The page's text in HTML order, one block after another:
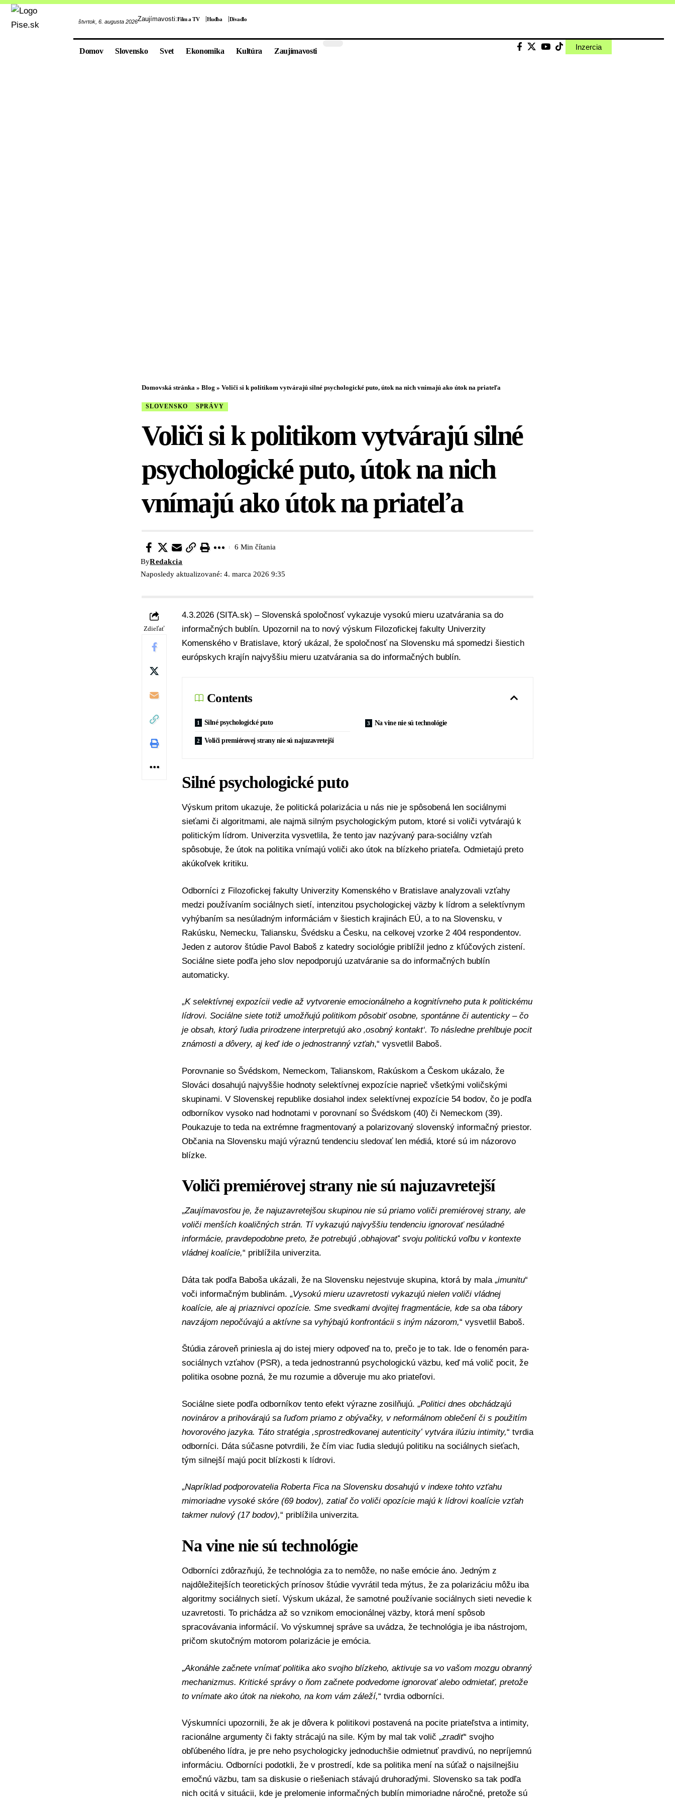
štvrtok, 6. augusta 2026Zaujímavosti:Film a TV Hudba Divadlo
Domov Slovensko Svet Ekonomika Kultúra Zaujímavosti Inzercia
Domovská stránka » Blog » Voliči si k politikom vytvárajú silné psychologické puto, útok na nich vnímajú ako útok na priateľa
SLOVENSKO SPRÁVY
Voliči si k politikom vytvárajú silné
psychologické puto, útok na nich
vnímajú ako útok na priateľa
Naposledy aktualizované: 4. marca 2026 9:35
ByRedakcia
6 Min čítania
Zdieľať
4.3.2026 (SITA.sk) – Slovenská spoločnosť vykazuje vysokú mieru uzatvárania sa do
informačných bublín. Upozornil na to nový výskum Filozofickej fakulty Univerzity
Komenského v Bratislave, ktorý ukázal, že spoločnosť na Slovensku má spomedzi šiestich
európskych krajín najvyššiu mieru uzatvárania sa do informačných bublín.
Contents
Silné psychologické puto
Voliči premiérovej strany nie sú najuzavretejší
Na vine nie sú technológie
Silné psychologické puto
Výskum pritom ukazuje, že politická polarizácia u nás nie je spôsobená len sociálnymi
sieťami či algoritmami, ale najmä silným psychologickým putom, ktoré si voliči vytvárajú k
politickým lídrom. Univerzita vysvetlila, že tento jav nazývaný para-sociálny vzťah
spôsobuje, že útok na politika vnímajú voliči ako útok na blízkeho priateľa. Odmietajú preto
akúkoľvek kritiku.
Odborníci z Filozofickej fakulty Univerzity Komenského v Bratislave analyzovali vzťahy
medzi používaním sociálnych sietí, intenzitou psychologickej väzby k lídrom a selektívnym
vyhýbaním sa nesúladným informáciám v šiestich krajinách EÚ, a to na Slovensku, v
Rakúsku, Nemecku, Taliansku, Švédsku a Česku, na celkovej vzorke 2 404 respondentov.
Jeden z autorov štúdie Pavol Baboš z katedry sociológie priblížil jedno z kľúčových zistení.
Sociálne siete podľa jeho slov nepodporujú uzatváranie sa do informačných bublín
automaticky.
„K selektívnej expozícii vedie až vytvorenie emocionálneho a kognitívneho puta k politickému
lídrovi. Sociálne siete totiž umožňujú politikom pôsobiť osobne, spontánne či autenticky – čo
je obsah, ktorý ľudia prirodzene interpretujú ako ‚osobný kontakt‘. To následne prehlbuje pocit
známosti a dôvery, aj keď ide o jednostranný vzťah,“ vysvetlil Baboš.
Porovnanie so Švédskom, Nemeckom, Talianskom, Rakúskom a Českom ukázalo, že
Slováci dosahujú najvyššie hodnoty selektívnej expozície naprieč všetkými voličskými
skupinami. V Slovenskej republike dosiahol index selektívnej expozície 54 bodov, čo je podľa
odborníkov vysoko nad hodnotami v porovnaní so Švédskom (40) či Nemeckom (39).
Poukazuje to teda na extrémne fragmentovaný a polarizovaný slovenský informačný priestor.
Občania na Slovensku majú výraznú tendenciu sledovať len médiá, ktoré sú im názorovo
blízke.
Voliči premiérovej strany nie sú najuzavretejší
„Zaujímavosťou je, že najuzavretejšou skupinou nie sú priamo voliči premiérovej strany, ale
voliči menších koaličných strán. Tí vykazujú najvyššiu tendenciu ignorovať nesúladné
informácie, pravdepodobne preto, že potrebujú ,obhajovaťʻ svoju politickú voľbu v kontexte
vládnej koalície,“ priblížila univerzita.
Dáta tak podľa Baboša ukázali, že na Slovensku nejestvuje skupina, ktorá by mala „imunitu“
voči informačným bublinám. „Vysokú mieru uzavretosti vykazujú nielen voliči vládnej
koalície, ale aj priaznivci opozície. Sme svedkami dvojitej fragmentácie, kde sa oba tábory
navzájom nepočúvajú a aktívne sa vyhýbajú konfrontácii s iným názorom,“ vysvetlil Baboš.
Štúdia zároveň priniesla aj do istej miery odpoveď na to, prečo je to tak. Ide o fenomén para-
sociálnych vzťahov (PSR), a teda jednostrannú psychologickú väzbu, keď má volič pocit, že
politika osobne pozná, že mu rozumie a dôveruje mu ako priateľovi.
Sociálne siete podľa odborníkov tento efekt výrazne zosilňujú. „Politici dnes obchádzajú
novinárov a prihovárajú sa ľuďom priamo z obývačky, v neformálnom oblečení či s použitím
hovorového jazyka. Táto stratégia ,sprostredkovanej autenticityʻ vytvára ilúziu intimity,“ tvrdia
odborníci. Dáta súčasne potvrdili, že čím viac ľudia sledujú politiku na sociálnych sieťach,
tým silnejší majú pocit blízkosti k lídrovi.
„Napríklad podporovatelia Roberta Fica na Slovensku dosahujú v indexe tohto vzťahu
mimoriadne vysoké skóre (69 bodov), zatiaľ čo voliči opozície majú k lídrovi koalície vzťah
takmer nulový (17 bodov),“ priblížila univerzita.
Na vine nie sú technológie
Odborníci zdôrazňujú, že technológia za to nemôže, no naše emócie áno. Jedným z
najdôležitejších teoretických prínosov štúdie vyvrátil teda mýtus, že za polarizáciu môžu iba
algoritmy sociálnych sietí. Výskum ukázal, že samotné používanie sociálnych sieti nevedie k
uzavretosti. To prichádza až so vznikom emocionálnej väzby, ktorá mení spôsob
spracovávania informácií. Vo výskumnej správe sa uvádza, že technológia je iba nástrojom,
pričom skutočným motorom polarizácie je emócia.
„Akonáhle začnete vnímať politika ako svojho blízkeho, aktivuje sa vo vašom mozgu obranný
mechanizmus. Kritické správy o ňom začnete podvedome ignorovať alebo odmietať, pretože
to vnímate ako útok na niekoho, na kom vám záleží,“ tvrdia odborníci.
Výskumníci upozornili, že ak je dôvera k politikovi postavená na pocite priateľstva a intimity,
racionálne argumenty či fakty strácajú na sile. Kým by mal tak volič „zradiť“ svojho
obľúbeného lídra, je pre neho psychologicky jednoduchšie odmietnuť pravdivú, no nepríjemnú
informáciu. Odborníci podotkli, že v prostredí, kde sa politika mení na súťaž o najsilnejšiu
emočnú väzbu, tam sa diskusie o riešeniach stávajú druhoradými. Slovensko sa tak podľa
nich ocitá v situácii, kde je prelomenie informačných bublín mimoriadne náročné, pretože sú